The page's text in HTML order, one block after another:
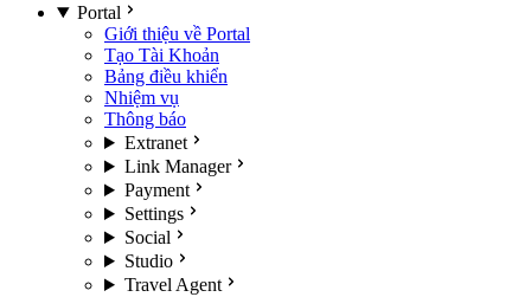
Portal
Giới thiệu về Portal
Tạo Tài Khoản
Bảng điều khiển
Nhiệm vụ
Thông báo
Extranet
Link Manager
Payment
Settings
Social
Studio
Travel Agent